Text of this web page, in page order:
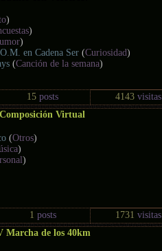
)
)
)
en Cadena Ser (Curiosidad)
(Canción de la semana)
15 posts 4143visitas
Composición Virtual
(Otros)
)
)
1 posts 1731 visitas
Marcha de los 40km